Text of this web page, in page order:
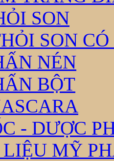
SON
SON
NÉN
BỘT
- DƯỢC
MỸ